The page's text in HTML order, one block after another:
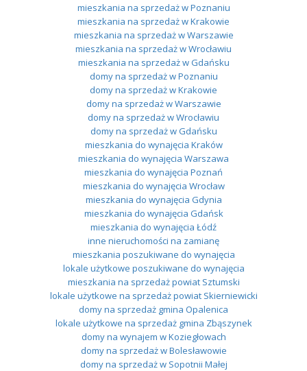
mieszkania na sprzedaż w Poznaniu
mieszkania na sprzedaż w Krakowie
mieszkania na sprzedaż w Warszawie
mieszkania na sprzedaż w Wrocławiu
mieszkania na sprzedaż w Gdańsku
domy na sprzedaż w Poznaniu
domy na sprzedaż w Krakowie
domy na sprzedaż w Warszawie
domy na sprzedaż w Wrocławiu
domy na sprzedaż w Gdańsku
mieszkania do wynajęcia Kraków
mieszkania do wynajęcia Warszawa
mieszkania do wynajęcia Poznań
mieszkania do wynajęcia Wrocław
mieszkania do wynajęcia Gdynia
mieszkania do wynajęcia Gdańsk
mieszkania do wynajęcia Łódź
inne nieruchomości na zamianę
mieszkania poszukiwane do wynajęcia
lokale użytkowe poszukiwane do wynajęcia
mieszkania na sprzedaż powiat Sztumski
lokale użytkowe na sprzedaż powiat Skierniewicki
domy na sprzedaż gmina Opalenica
lokale użytkowe na sprzedaż gmina Zbąszynek
domy na wynajem w Koziegłowach
domy na sprzedaż w Bolesławowie
domy na sprzedaż w Sopotnii Małej